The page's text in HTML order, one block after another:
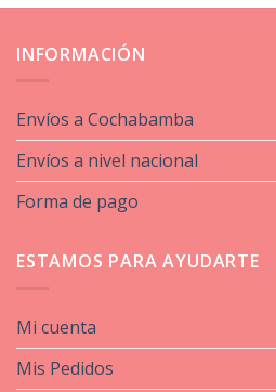
INFORMACIÓN
Envíos a Cochabamba
Envíos a nivel nacional
Forma de pago
ESTAMOS PARA AYUDARTE
Mi cuenta
Mis Pedidos